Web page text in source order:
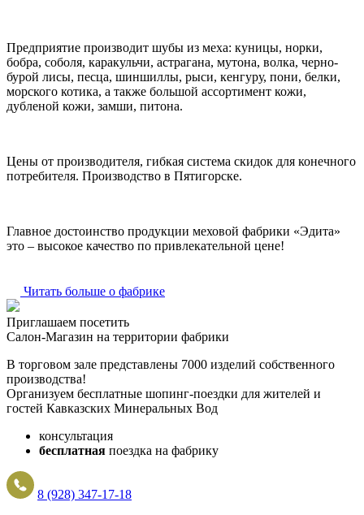
Предприятие производит шубы из меха: куницы, норки,
бобра, соболя, каракульчи, астрагана, мутона, волка, черно-
бурой лисы, песца, шиншиллы, рыси, кенгуру, пони, белки,
морского котика, а также большой ассортимент кожи,
дубленой кожи, замши, питона.
Цены от производителя, гибкая система скидок для конечного
потребителя. Производство в Пятигорске.
Главное достоинство продукции меховой фабрики «Эдита»
это – высокое качество по привлекательной цене!
Читать больше о фабрике
Приглашаем посетить
Салон-Магазин на территории фабрики
В торговом зале представлены 7000 изделий собственного
производства!
Организуем бесплатные шопинг-поездки для жителей и
гостей Кавказских Минеральных Вод
консультация
бесплатная поездка на фабрику
8 (928) 347-17-18